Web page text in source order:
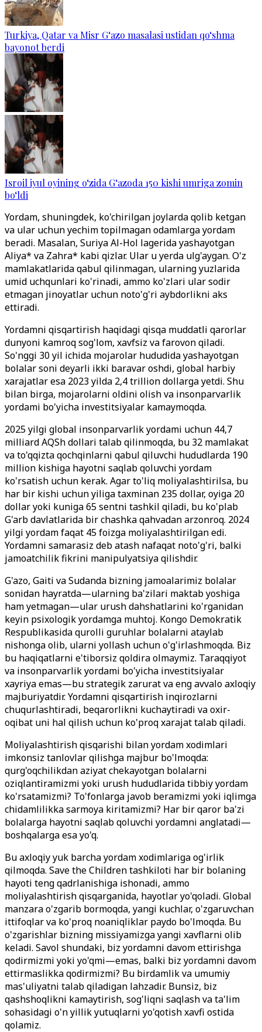
Turkiya, Qatar va Misr G‘azo masalasi ustidan qo‘shma
bayonot berdi
Isroil iyul oyining o‘zida G‘azoda 150 kishi umriga zomin
bo‘ldi
Yordam, shuningdek, ko'chirilgan joylarda qolib ketgan
va ular uchun yechim topilmagan odamlarga yordam
beradi. Masalan, Suriya Al-Hol lagerida yashayotgan
Aliya* va Zahra* kabi qizlar. Ular u yerda ulg'aygan. O'z
mamlakatlarida qabul qilinmagan, ularning yuzlarida
umid uchqunlari ko'rinadi, ammo ko'zlari ular sodir
etmagan jinoyatlar uchun noto'g'ri aybdorlikni aks
ettiradi.
Yordamni qisqartirish haqidagi qisqa muddatli qarorlar
dunyoni kamroq sog'lom, xavfsiz va farovon qiladi.
So'nggi 30 yil ichida mojarolar hududida yashayotgan
bolalar soni deyarli ikki baravar oshdi, global harbiy
xarajatlar esa 2023 yilda 2,4 trillion dollarga yetdi. Shu
bilan birga, mojarolarni oldini olish va insonparvarlik
yordami bo'yicha investitsiyalar kamaymoqda.
2025 yilgi global insonparvarlik yordami uchun 44,7
milliard AQSh dollari talab qilinmoqda, bu 32 mamlakat
va to'qqizta qochqinlarni qabul qiluvchi hududlarda 190
million kishiga hayotni saqlab qoluvchi yordam
ko'rsatish uchun kerak. Agar to'liq moliyalashtirilsa, bu
har bir kishi uchun yiliga taxminan 235 dollar, oyiga 20
dollar yoki kuniga 65 sentni tashkil qiladi, bu ko'plab
G'arb davlatlarida bir chashka qahvadan arzonroq. 2024
yilgi yordam faqat 45 foizga moliyalashtirilgan edi.
Yordamni samarasiz deb atash nafaqat noto'g'ri, balki
jamoatchilik fikrini manipulyatsiya qilishdir.
G'azo, Gaiti va Sudanda bizning jamoalarimiz bolalar
sonidan hayratda—ularning ba'zilari maktab yoshiga
ham yetmagan—ular urush dahshatlarini ko'rganidan
keyin psixologik yordamga muhtoj. Kongo Demokratik
Respublikasida qurolli guruhlar bolalarni ataylab
nishonga olib, ularni yollash uchun o'g'irlashmoqda. Biz
bu haqiqatlarni e'tiborsiz qoldira olmaymiz. Taraqqiyot
va insonparvarlik yordami bo'yicha investitsiyalar
xayriya emas—bu strategik zarurat va eng avvalo axloqiy
majburiyatdir. Yordamni qisqartirish inqirozlarni
chuqurlashtiradi, beqarorlikni kuchaytiradi va oxir-
oqibat uni hal qilish uchun ko'proq xarajat talab qiladi.
Moliyalashtirish qisqarishi bilan yordam xodimlari
imkonsiz tanlovlar qilishga majbur bo'lmoqda:
qurg'oqchilikdan aziyat chekayotgan bolalarni
oziqlantiramizmi yoki urush hududlarida tibbiy yordam
ko'rsatamizmi? To'fonlarga javob beramizmi yoki iqlimga
chidamlilikka sarmoya kiritamizmi? Har bir qaror ba'zi
bolalarga hayotni saqlab qoluvchi yordamni anglatadi—
boshqalarga esa yo'q.
Bu axloqiy yuk barcha yordam xodimlariga og'irlik
qilmoqda. Save the Children tashkiloti har bir bolaning
hayoti teng qadrlanishiga ishonadi, ammo
moliyalashtirish qisqarganida, hayotlar yo'qoladi. Global
manzara o'zgarib bormoqda, yangi kuchlar, o'zgaruvchan
ittifoqlar va ko'proq noaniqliklar paydo bo'lmoqda. Bu
o'zgarishlar bizning missiyamizga yangi xavflarni olib
keladi. Savol shundaki, biz yordamni davom ettirishga
qodirmizmi yoki yo'qmi—emas, balki biz yordamni davom
ettirmaslikka qodirmizmi? Bu birdamlik va umumiy
mas'uliyatni talab qiladigan lahzadir. Bunsiz, biz
qashshoqlikni kamaytirish, sog'liqni saqlash va ta'lim
sohasidagi o'n yillik yutuqlarni yo'qotish xavfi ostida
qolamiz.